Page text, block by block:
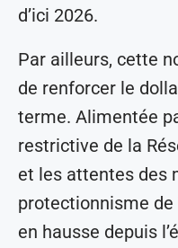
d’ici 2026.
Par ailleurs, cette
de renforcer le
terme. Alimentée
restrictive de la
et les attentes des
protectionnisme
en hausse depuis